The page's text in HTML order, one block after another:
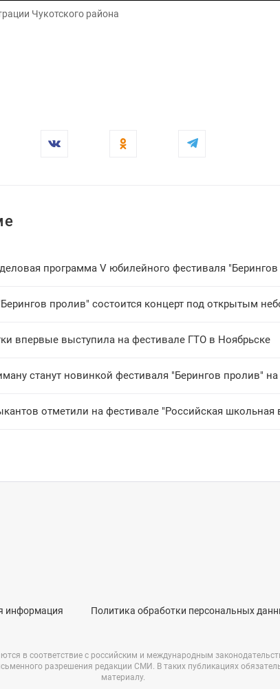
Чукотского района
программа V юбилейного фестиваля
пролив" состоится концерт под открытым
впервые выступила на фестивале ГТО в Ноябрьске
станут новинкой фестиваля "Берингов пролив" на
отметили на фестивале "Российская школьная
информация Политика обработки персональных
в соответствие с российским и международным
разрешения редакции СМИ. В таких публикациях
материалу.